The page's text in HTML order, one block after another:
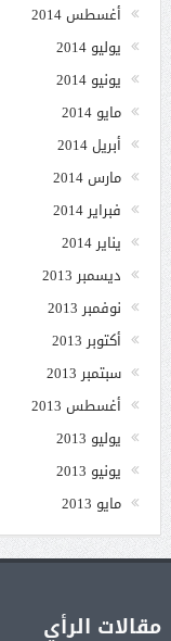
أغسطس 2014
يوليو 2014
يونيو 2014
مايو 2014
أبريل 2014
مارس 2014
فبراير 2014
يناير 2014
ديسمبر 2013
نوفمبر 2013
أكتوبر 2013
سبتمبر 2013
أغسطس 2013
يوليو 2013
يونيو 2013
مايو 2013
مقالات الرأي